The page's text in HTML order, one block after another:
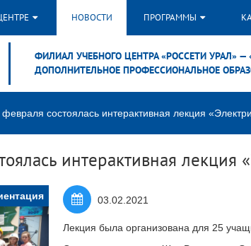
НОВОСТИ ПРОГРАММЫ
ФИЛИАЛ УЧЕБНОГО ЦЕНТРА «РОССЕТИ УРАЛ» —
ДОПОЛНИТЕЛЬНОЕ ПРОФЕССИОНАЛЬНОЕ
состоялась интерактивная лекция
интерактивная лекция
03.02.2021
Лекция была организована для 25